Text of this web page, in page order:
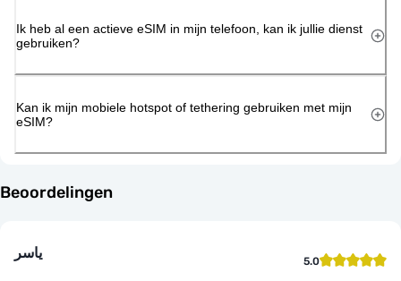
Ik heb al een actieve eSIM in mijn telefoon, kan ik jullie dienst
gebruiken?
Kan ik mijn mobiele hotspot of tethering gebruiken met mijn
eSIM?
Beoordelingen
ياسر 5.0